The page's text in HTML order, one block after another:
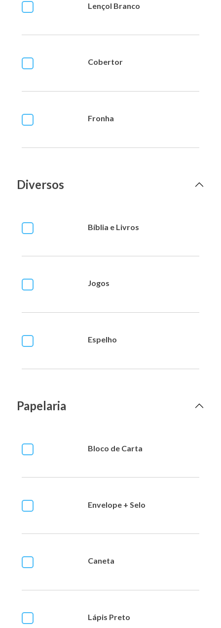
Lençol Branco
Cobertor
Fronha
Diversos
Bíblia e Livros
Jogos
Espelho
Papelaria
Bloco de Carta
Envelope + Selo
Caneta
Lápis Preto